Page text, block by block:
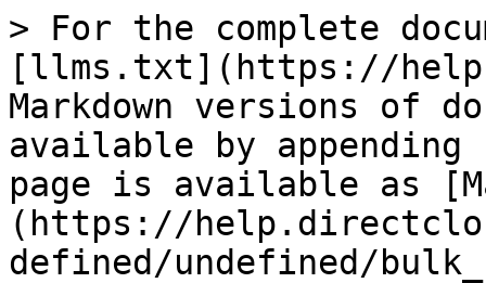
> For the complete
[llms.txt](https://
Markdown versions of
available by
page is available as
(https://
defined/undefined/